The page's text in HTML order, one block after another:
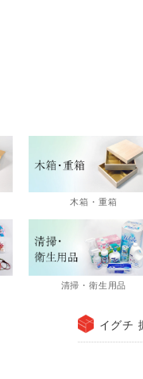
木箱・重箱
清掃・衛生用品
イグチ